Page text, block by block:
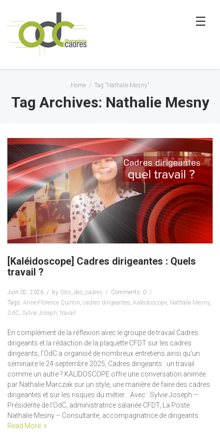
Home / Tag "Nathalie Mesny"
Tag Archives: Nathalie Mesny
[Kaléidoscope] Cadres dirigeantes : Quels
travail ?
Juin 02, 2026 by Obs_des_cadres
Comments: 0
Tags: Anne-Florence Quintin, cadres dirigeantes, Kaléidoscope, Nathalie Mesny,
OdC, Sylvie Joseph, travail
En complément de la réflexion avec le groupe de travail Cadres
dirigeants et la rédaction de la plaquette CFDT sur les cadres
dirigeants, l’OdC a organisé de nombreux entretiens ainsi qu’un
séminaire le 24 septembre 2025, Cadres dirigeants : un travail
comme un autre ? KALIDOSCOPE offre une conversation animée
par Nathalie Marczak sur un style, une manière de faire des cadres
dirigeantes et sur les risques du métier. Avec : Sylvie Joseph –
Présidente de l’OdC, administratrice salariée CFDT, La Poste
Nathalie Mesny – Consultante, accompagnatrice de dirigeants
Read More